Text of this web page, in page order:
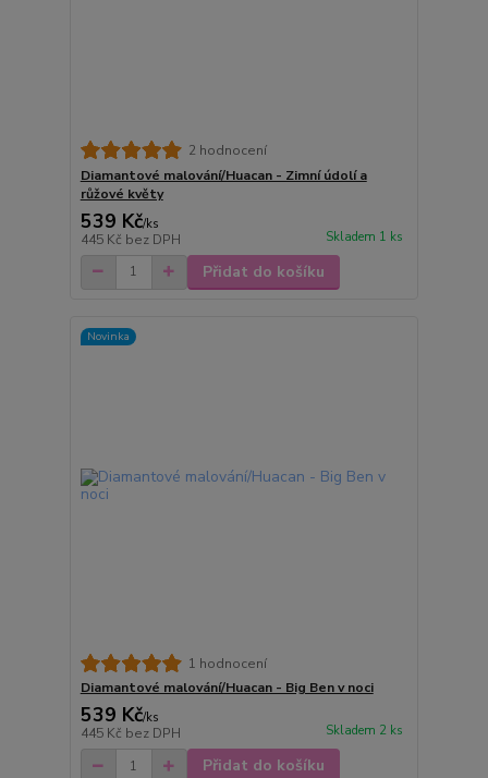
2 hodnocení
Diamantové malování/Huacan - Zimní údolí a
růžové květy
539 Kč/ks
445 Kč bez DPH Skladem 1 ks
Přidat do košíku
Novinka
1 hodnocení
Diamantové malování/Huacan - Big Ben v noci
539 Kč/ks
445 Kč bez DPH Skladem 2 ks
Přidat do košíku